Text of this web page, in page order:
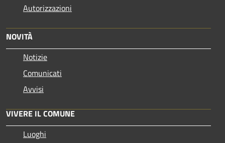
Autorizzazioni
NOVITÀ
Notizie
Comunicati
Avvisi
VIVERE IL COMUNE
Luoghi